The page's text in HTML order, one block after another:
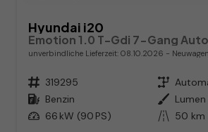
Hyundai i20
Emotion 1.0 T-Gdi 7-Gang
unverbindliche Lieferzeit: 08.10.2026 Neuwagen
Fahrzeugnr. 319295 Getriebe
Kraftstoff Benzin Außenfarbe
Leistung 66 kW (90 PS) Kilometerstand 50 km